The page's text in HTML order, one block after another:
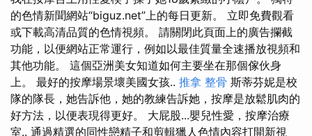
的色情新聞網站“biguz.net”上的每日更新。 立即免費觀看
或下載高清品質的色情視頻。 請關閉此頁面上的廣告攔截
功能，以便網站正常運行，例如以最佳質量全速播放視頻和
其他功能。 這個亞洲美女知道如何主要坐在那個傢伙身
上。 最好的按摩場景壞美國女孩.. 推拿 整骨 斯蒂芬妮是校
隊的隊長，她告訴他，她的教練告訴她，按摩是放鬆肌肉的
好方法，以便表現得更好。 大屁股...嬰兒性愛，按摩治療
室.. 通過精選的同性戀精子和剪輯獵人色情內容打開新視